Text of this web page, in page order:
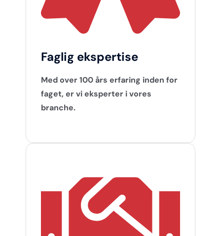
Faglig ekspertise
Med over 100 års erfaring inden for
faget, er vi eksperter i vores
branche.